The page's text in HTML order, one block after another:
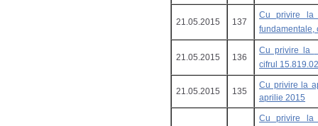
21.05.2015 137
Cu privire la
fundamentale,
21.05.2015 136
Cu privire la
cifrul
21.05.2015 135
Cu privire la
aprilie 2015
Cu privire